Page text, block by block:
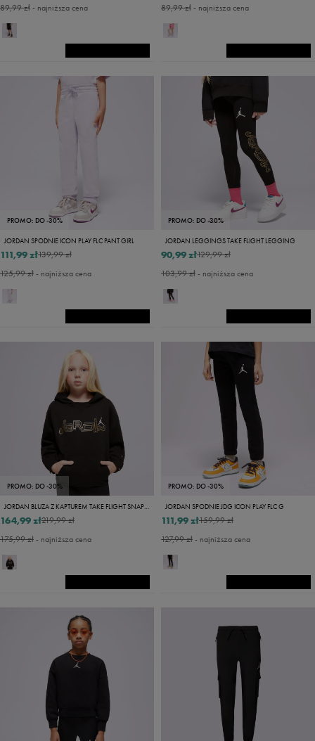
89,99 zł- najniższa cena 89,99 zł- najniższa cena
PROMO: DO -30%
JORDAN SPODNIE ICON PLAY FLC PANT GIRL
139,99 zł
111,99 zł
125,99 zł- najniższa cena
PROMO: DO -30%
JORDAN LEGGINGS TAKE FLIGHT LEGGING
129,99 zł
90,99 zł
103,99 zł- najniższa cena
PROMO: DO -30%
JORDAN BLUZA Z KAPTUREM TAKE FLIGHT SNAP GIRL
219,99 zł
164,99 zł
175,99 zł- najniższa cena
PROMO: DO -30%
JORDAN SPODNIE JDG ICON PLAY FLC G
159,99 zł
111,99 zł
127,99 zł- najniższa cena